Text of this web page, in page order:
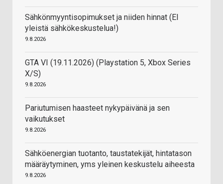
Sähkönmyyntisopimukset ja niiden hinnat (EI
yleistä sähkökeskustelua!)
9.8.2026
GTA VI (19.11.2026) (Playstation 5, Xbox Series
X/S)
9.8.2026
Pariutumisen haasteet nykypäivänä ja sen
vaikutukset
9.8.2026
Sähköenergian tuotanto, taustatekijät, hintatason
määräytyminen, yms yleinen keskustelu aiheesta
9.8.2026